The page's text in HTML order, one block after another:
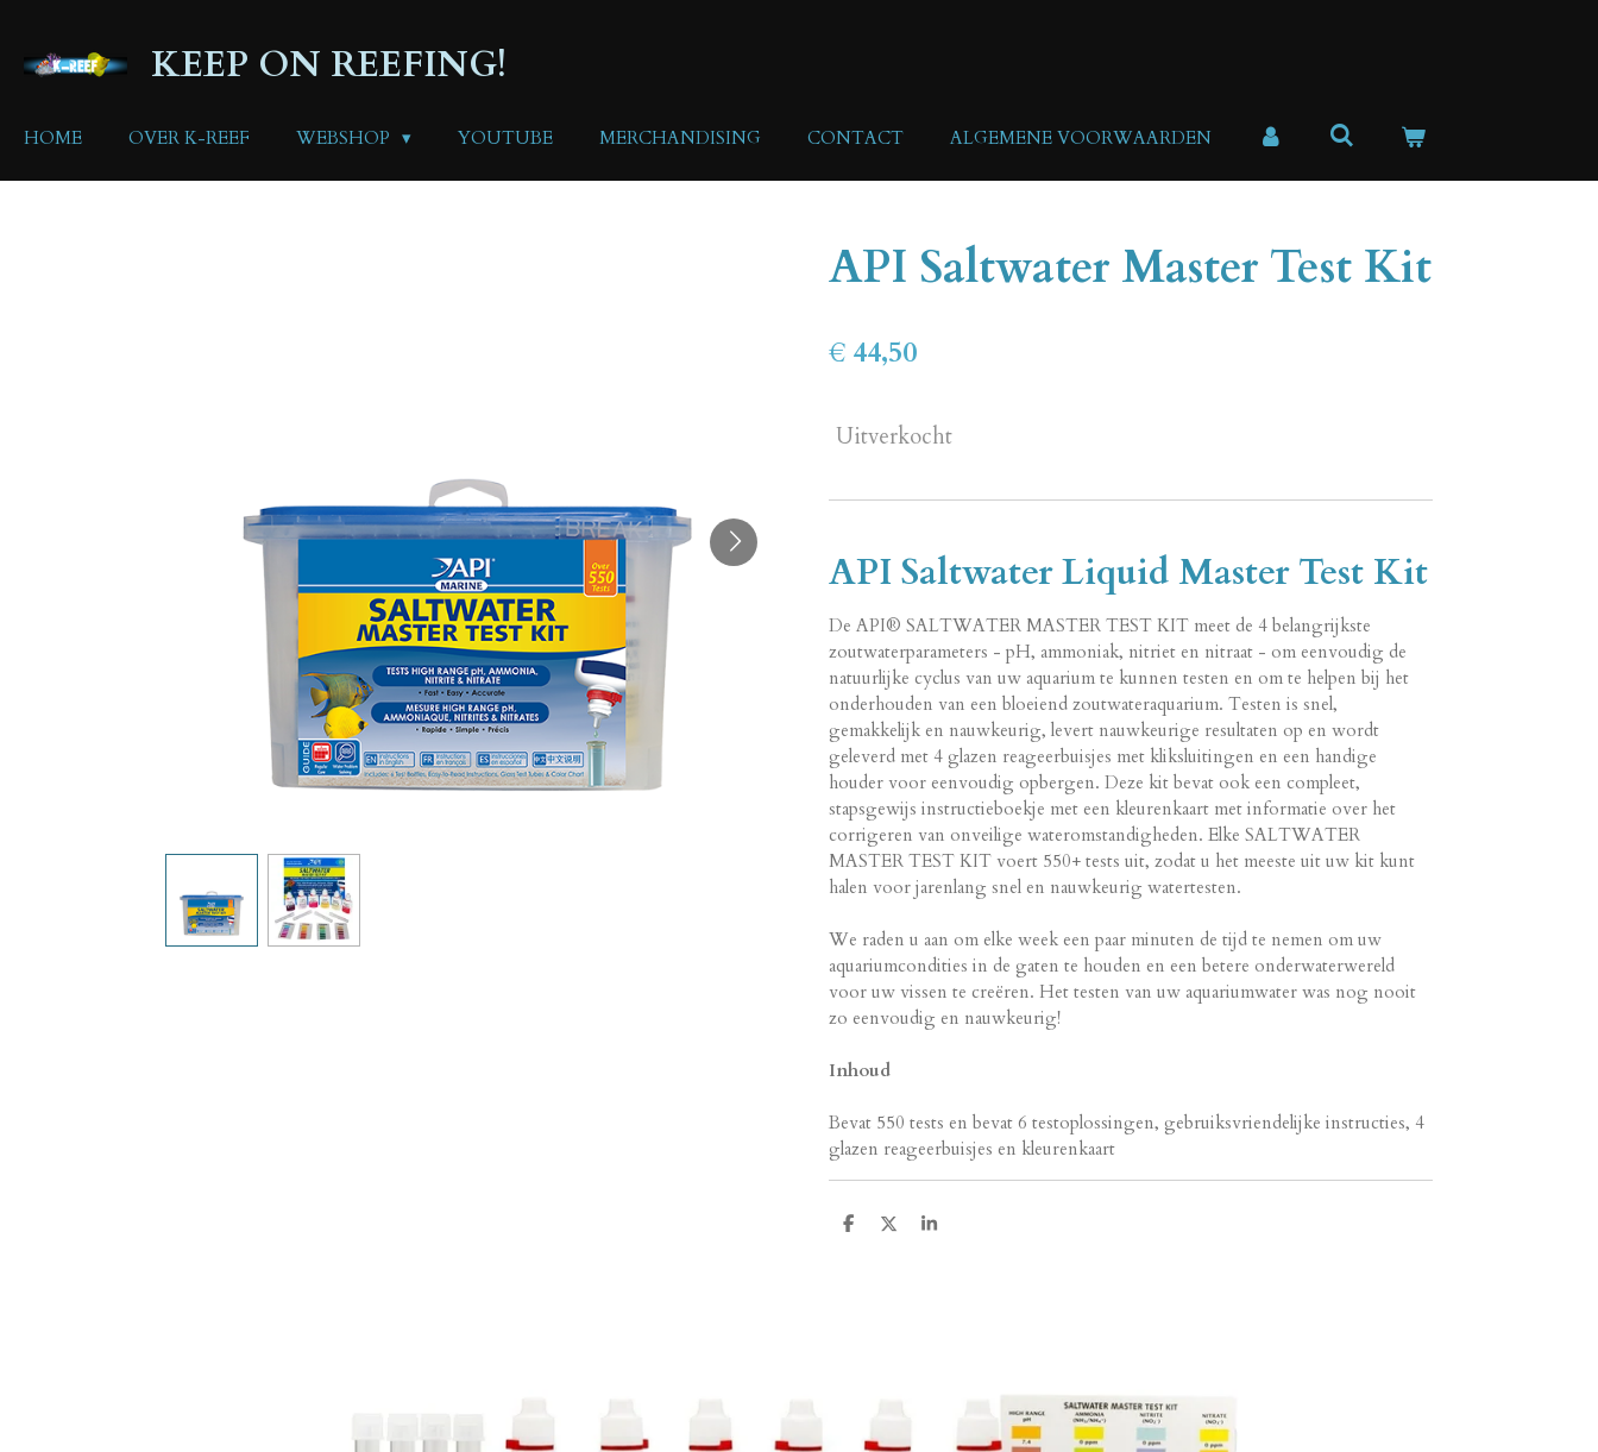
direct
naar
hoofdinhoud
KEEP ON REEFING!
HOME OVER K-REEF WEBSHOP YOUTUBE MERCHANDISING CONTACT ALGEMENE VOORWAARDEN
API Saltwater Master Test Kit
€ 44,50
Uitverkocht
API Saltwater Liquid Master Test Kit
De API® SALTWATER MASTER TEST KIT meet de 4 belangrijkste
zoutwaterparameters - pH, ammoniak, nitriet en nitraat - om eenvoudig de
natuurlijke cyclus van uw aquarium te kunnen testen en om te helpen bij het
onderhouden van een bloeiend zoutwateraquarium. Testen is snel,
gemakkelijk en nauwkeurig, levert nauwkeurige resultaten op en wordt
geleverd met 4 glazen reageerbuisjes met kliksluitingen en een handige
houder voor eenvoudig opbergen. Deze kit bevat ook een compleet,
stapsgewijs instructieboekje met een kleurenkaart met informatie over het
corrigeren van onveilige wateromstandigheden. Elke SALTWATER
MASTER TEST KIT voert 550+ tests uit, zodat u het meeste uit uw kit kunt
halen voor jarenlang snel en nauwkeurig watertesten.
We raden u aan om elke week een paar minuten de tijd te nemen om uw
aquariumcondities in de gaten te houden en een betere onderwaterwereld
voor uw vissen te creëren. Het testen van uw aquariumwater was nog nooit
zo eenvoudig en nauwkeurig!
Inhoud
Bevat 550 tests en bevat 6 testoplossingen, gebruiksvriendelijke instructies, 4
glazen reageerbuisjes en kleurenkaart
D
D
S